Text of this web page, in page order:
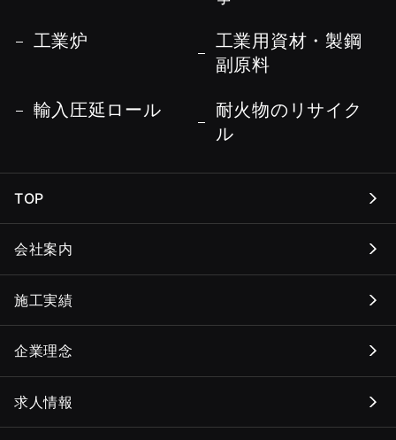
工業炉
工業用資材・製鋼
副原料
輸入圧延ロール
耐火物のリサイク
ル
TOP
会社案内
施工実績
企業理念
求人情報